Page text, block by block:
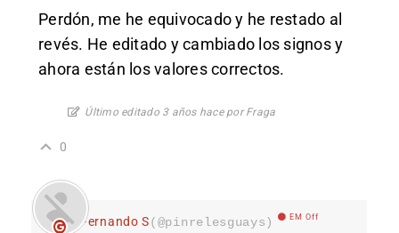
Perdón, me he equivocado y he restado al
revés. He editado y cambiado los signos y
ahora están los valores correctos.
Último editado 3 años hace por Fraga
0
Fernando S(@pinrelesguays) EM Off